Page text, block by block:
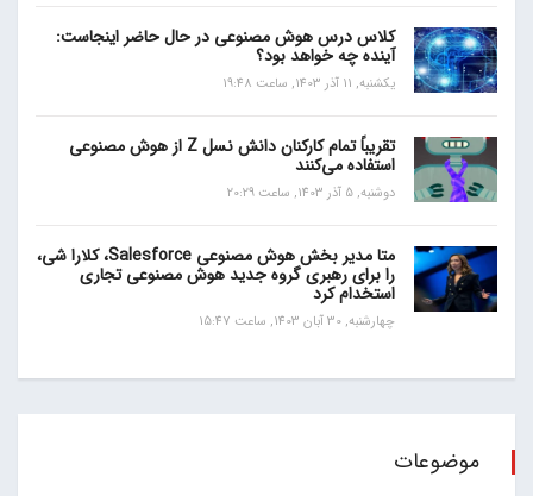
کلاس درس هوش مصنوعی در حال حاضر اینجاست:
آینده چه خواهد بود؟
یکشنبه, 11 آذر 1403, ساعت 19:48
تقریباً تمام کارکنان دانش نسل Z از هوش مصنوعی
استفاده می‌کنند
دوشنبه, 5 آذر 1403, ساعت 20:29
متا مدیر بخش هوش مصنوعی Salesforce، کلارا شی،
را برای رهبری گروه جدید هوش مصنوعی تجاری
استخدام کرد
چهارشنبه, 30 آبان 1403, ساعت 15:47
موضوعات